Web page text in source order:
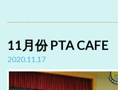
11月份 PTA CAFE
2020.11.17